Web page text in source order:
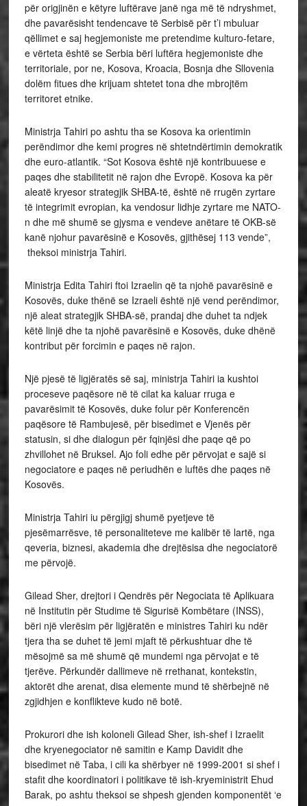
për origjinën e këtyre luftërave janë nga më të ndryshmet,
dhe pavarësisht tendencave të Serbisë për t’i mbuluar
qëllimet e saj hegjemoniste me pretendime kulturo-fetare,
e vërteta është se Serbia bëri luftëra hegjemoniste dhe
territoriale, por ne, Kosova, Kroacia, Bosnja dhe Sllovenia
dolëm fitues dhe krijuam shtetet tona dhe mbrojtëm
territoret etnike.
Ministrja Tahiri po ashtu tha se Kosova ka orientimin
perëndimor dhe kemi progres në shtetndërtimin demokratik
dhe euro-atlantik. “Sot Kosova është një kontribuuese e
paqes dhe stabilitetit në rajon dhe Evropë. Kosova ka për
aleatë kryesor strategjik SHBA-të, është në rrugën zyrtare
të integrimit evropian, ka vendosur lidhje zyrtare me NATO-
n dhe më shumë se gjysma e vendeve anëtare të OKB-së
kanë njohur pavarësinë e Kosovës, gjithësej 113 vende”,
theksoi ministrja Tahiri.
Ministrja Edita Tahiri ftoi Izraelin që ta njohë pavarësinë e
Kosovës, duke thënë se Izraeli është një vend perëndimor,
një aleat strategjik SHBA-së, prandaj dhe duhet ta ndjek
këtë linjë dhe ta njohë pavarësinë e Kosovës, duke dhënë
kontribut për forcimin e paqes në rajon.
Një pjesë të ligjëratës së saj, ministrja Tahiri ia kushtoi
proceseve paqësore në të cilat ka kaluar rruga e
pavarësimit të Kosovës, duke folur për Konferencën
paqësore të Rambujesë, për bisedimet e Vjenës për
statusin, si dhe dialogun për fqinjësi dhe paqe që po
zhvillohet në Bruksel. Ajo foli edhe për përvojat e sajë si
negociatore e paqes në periudhën e luftës dhe paqes në
Kosovës.
Ministrja Tahiri iu përgjigj shumë pyetjeve të
pjesëmarrësve, të personaliteteve me kalibër të lartë, nga
qeveria, biznesi, akademia dhe drejtësisa dhe negociatorë
me përvojë.
Gilead Sher, drejtori i Qendrës për Negociata të Aplikuara
në Institutin për Studime të Sigurisë Kombëtare (INSS),
bëri një vlerësim për ligjëratën e ministres Tahiri ku ndër
tjera tha se duhet të jemi mjaft të përkushtuar dhe të
mësojmë sa më shumë që mundemi nga përvojat e të
tjerëve. Përkundër dallimeve në rrethanat, kontekstin,
aktorët dhe arenat, disa elemente mund të shërbejnë në
zgjidhjen e konflikteve kudo në botë.
Prokurori dhe ish koloneli Gilead Sher, ish-shef i Izraelit
dhe kryenegociator në samitin e Kamp Davidit dhe
bisedimet në Taba, i cili ka shërbyer në 1999-2001 si shef i
stafit dhe koordinatori i politikave të ish-kryeministrit Ehud
Barak, po ashtu theksoi se shpesh gjenden komponentët ‘e